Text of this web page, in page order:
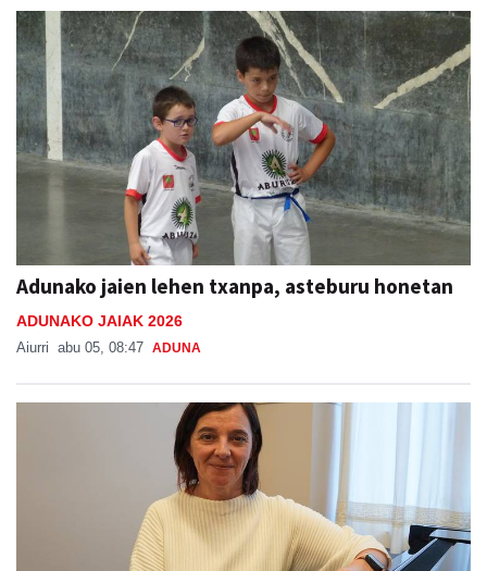
Adunako jaien lehen txanpa, asteburu honetan
ADUNAKO JAIAK 2026
Aiurri abu 05, 08:47 ADUNA